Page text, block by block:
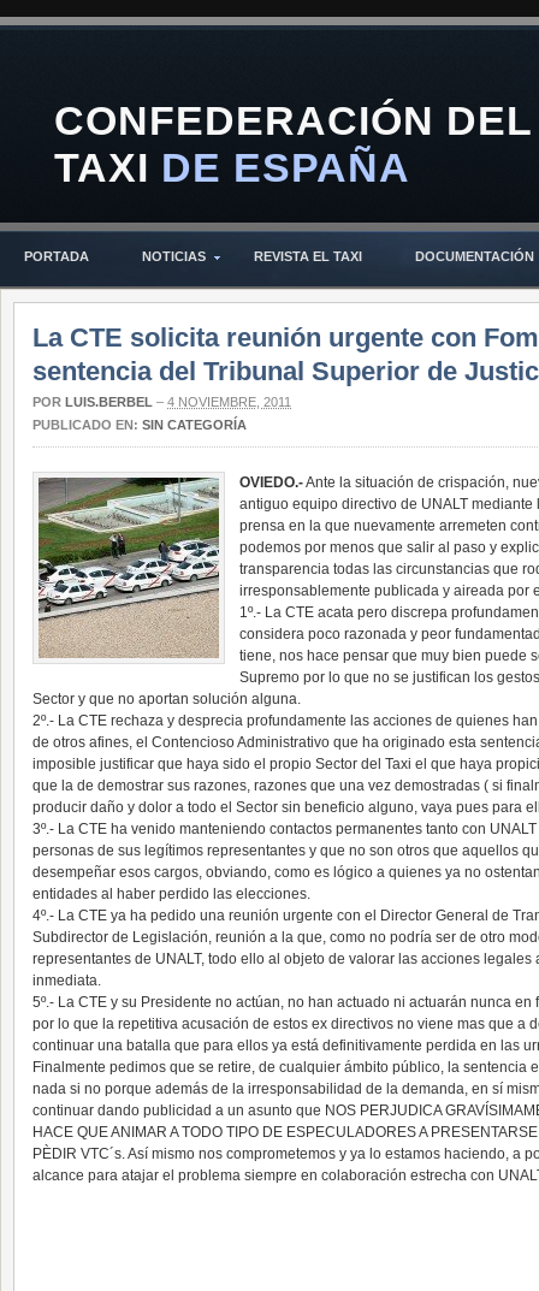
CONFEDERACIÓN DEL
TAXI DE ESPAÑA
PORTADA NOTICIAS REVISTA EL TAXI DOCUMENTACIÓN
La CTE solicita reunión urgente con
sentencia del Tribunal Superior de
POR LUIS.BERBEL – 4 NOVIEMBRE, 2011
PUBLICADO EN: SIN CATEGORÍA
OVIEDO.-Ante la situación de crispación,
antiguo equipo directivo de UNALT
prensa en la que nuevamente arremeten
podemos por menos que salir al paso y
transparencia todas las circunstancias que
irresponsablemente publicada y aireada por
1º.- La CTE acata pero discrepa
considera poco razonada y peor
tiene, nos hace pensar que muy bien puede
Supremo por lo que no se justifican los
Sector y que no aportan solución alguna.
2º.- La CTE rechaza y desprecia profundamente las acciones de quienes
de otros afines, el Contencioso Administrativo que ha originado esta
imposible justificar que haya sido el propio Sector del Taxi el que haya
que la de demostrar sus razones, razones que una vez demostradas ( si
producir daño y dolor a todo el Sector sin beneficio alguno, vaya pues para
3º.- La CTE ha venido manteniendo contactos permanentes tanto con
personas de sus legítimos representantes y que no son otros que aquellos
desempeñar esos cargos, obviando, como es lógico a quienes ya no
entidades al haber perdido las elecciones.
4º.- La CTE ya ha pedido una reunión urgente con el Director General de
Subdirector de Legislación, reunión a la que, como no podría ser de otro
representantes de UNALT, todo ello al objeto de valorar las acciones legales
inmediata.
5º.- La CTE y su Presidente no actúan, no han actuado ni actuarán nunca
por lo que la repetitiva acusación de estos ex directivos no viene mas que a
continuar una batalla que para ellos ya está definitivamente perdida en las
Finalmente pedimos que se retire, de cualquier ámbito público, la sentencia
nada si no porque además de la irresponsabilidad de la demanda, en sí
continuar dando publicidad a un asunto que NOS PERJUDICA
HACE QUE ANIMAR A TODO TIPO DE ESPECULADORES A
PÈDIR VTC´s. Así mismo nos comprometemos y ya lo estamos haciendo, a
alcance para atajar el problema siempre en colaboración estrecha con